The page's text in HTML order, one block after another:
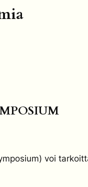
voi